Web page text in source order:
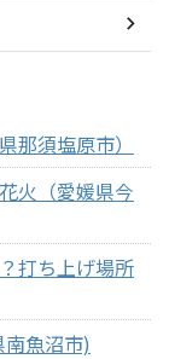
那須塩原市）
火（愛媛県今
打ち上げ場所
南魚沼市)